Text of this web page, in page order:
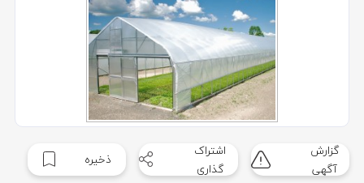
گزارش
آگهی
اشتراک
گذاری
ذخیره